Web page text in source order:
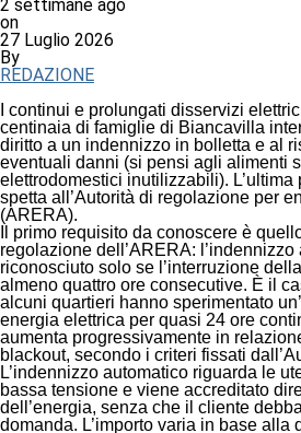
2 settimane ago
on
27 Luglio 2026
By
REDAZIONE
I continui e prolungati disservizi
centinaia di famiglie di Biancavilla
diritto a un indennizzo in bolletta e al
eventuali danni (si pensi agli alimenti
elettrodomestici inutilizzabili). L’ultima
spetta all’Autorità di regolazione per
(ARERA).
Il primo requisito da conoscere è
regolazione dell’ARERA:
riconosciuto solo se l’interruzione
almeno quattro ore consecutive. È il
alcuni quartieri hanno sperimentato
energia elettrica per quasi 24 ore
aumenta progressivamente in
blackout, secondo i criteri fissati
L’indennizzo automatico riguarda le
bassa tensione e viene accreditato
dell’energia, senza che il cliente
domanda. L’importo varia in base alla